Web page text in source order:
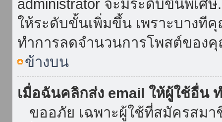
administrator จะมีระดับขั้นพิเศ
ให้ระดับขั้นเพิ่มขึ้น เพราะบางที
ทำการลดจำนวนการโพสต์ของ
ข้างบน
เมื่อฉันคลิกส่ง email ให้ผู้ใช้อื่น
ขออภัย เฉพาะผู้ใช้ที่สมัครสมา